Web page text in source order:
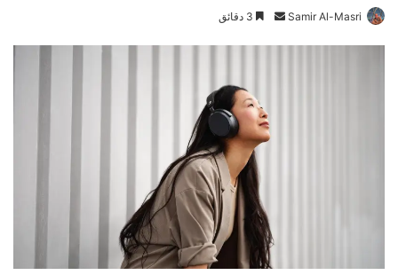
Samir Al-Masri
ر
ل
ك
ت